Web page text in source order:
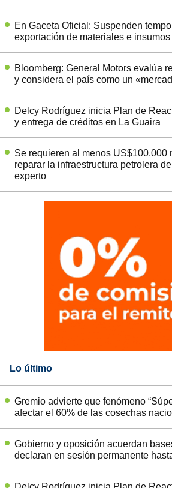
En Gaceta Oficial: Suspenden
exportación de materiales e
Bloomberg: General Motors evalúa
y considera el país como un
Delcy Rodríguez inicia Plan de
y entrega de créditos en La Guaira
Se requieren al menos US$100.000
reparar la infraestructura petrolera
experto
Lo último
Gremio advierte que fenómeno
afectar el 60% de las cosechas
Gobierno y oposición acuerdan
declaran en sesión permanente